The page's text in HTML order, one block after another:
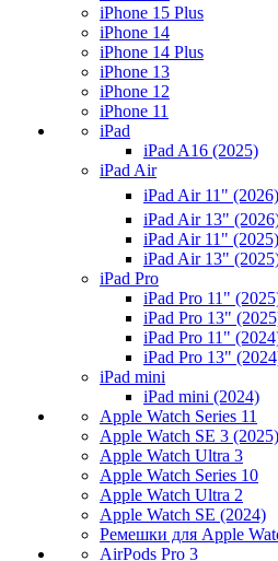
iPhone 15 Plus
iPhone 14
iPhone 14 Plus
iPhone 13
iPhone 12
iPhone 11
iPad
iPad A16 (2025)
iPad Air
iPad Air 11" (2026)
iPad Air 13"
iPad Air 11" (2025)
iPad Air 13"
iPad Pro
iPad Pro 11"
iPad Pro 13"
iPad Pro 11"
iPad Pro 13"
iPad mini
iPad mini (2024)
Apple Watch Series 11
Apple Watch SE 3 (2025)
Apple Watch Ultra 3
Apple Watch Series 10
Apple Watch Ultra 2
Apple Watch SE (2024)
Ремешки для Apple
AirPods Pro 3